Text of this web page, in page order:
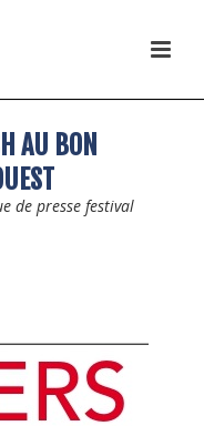
AU BON
de presse festival